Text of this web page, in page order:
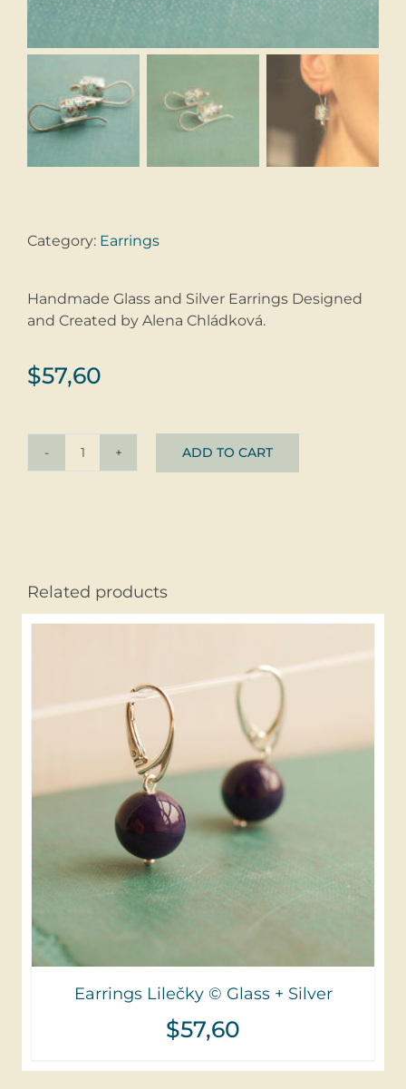
$57,60
Handmade Glass and Silver Earrings Designed
and Created by Alena Chládková.
Rarrings
quantity
ADD TO CART
Category: Earrings
Related products
Earrings Lilečky © Glass + Silver
$57,60